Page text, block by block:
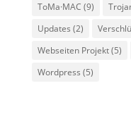
ToMa·MAC (9)
Updates (2)
Webseiten Projekt(5)
Wordpress (5)